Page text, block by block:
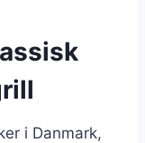
i Danmark,